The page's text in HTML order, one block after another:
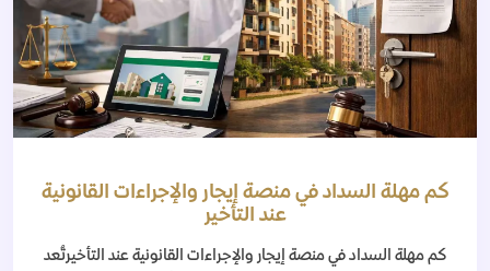
كم مهلة السداد في منصة إيجار والإجراءات القانونية
عند التأخير
كم مهلة السداد في منصة إيجار والإجراءات القانونية عند التأخيرتُعد